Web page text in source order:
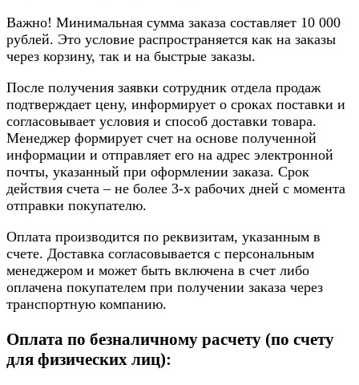
Важно! Минимальная сумма заказа составляет 10 000
рублей. Это условие распространяется как на заказы
через корзину, так и на быстрые заказы.
После получения заявки сотрудник отдела продаж
подтверждает цену, информирует о сроках поставки и
согласовывает условия и способ доставки товара.
Менеджер формирует счет на основе полученной
информации и отправляет его на адрес электронной
почты, указанный при оформлении заказа. Срок
действия счета – не более 3-х рабочих дней с момента
отправки покупателю.
Оплата производится по реквизитам, указанным в
счете. Доставка согласовывается с персональным
менеджером и может быть включена в счет либо
оплачена покупателем при получении заказа через
транспортную компанию.
Оплата по безналичному расчету (по счету
для физических лиц):